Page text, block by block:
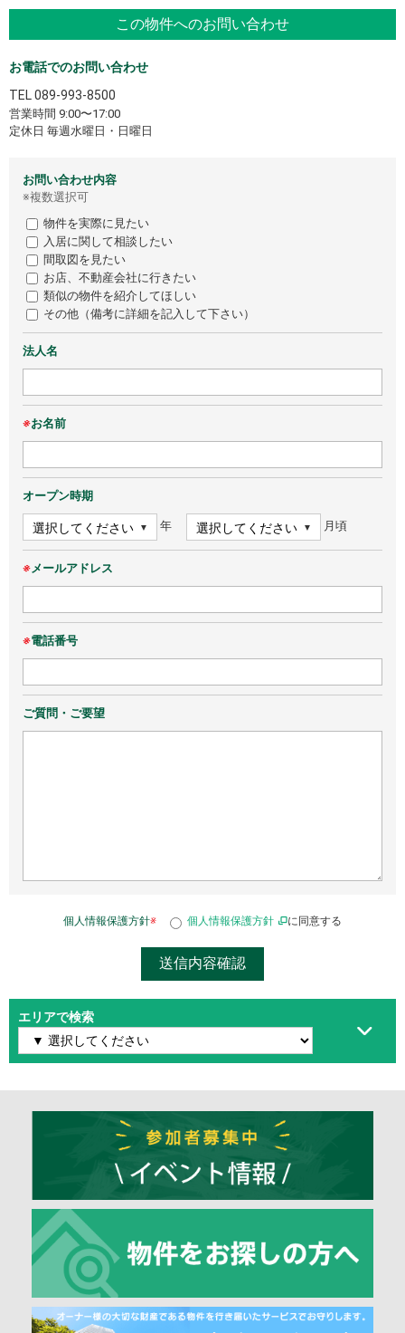
この物件へのお問い合わせ
お電話でのお問い合わせ
TEL 089-993-8500
営業時間 9:00〜17:00
定休日 毎週水曜日・日曜日
お問い合わせ内容
※複数選択可
物件を実際に見たい
入居に関して相談したい
間取図を見たい
お店、不動産会社に行きたい
類似の物件を紹介してほしい
その他（備考に詳細を記入して下さい）
法人名
※お名前
オープン時期
年 月頃
※メールアドレス
※電話番号
ご質問・ご要望
個人情報保護方針※ 個人情報保護方針 に同意する
エリアで検索